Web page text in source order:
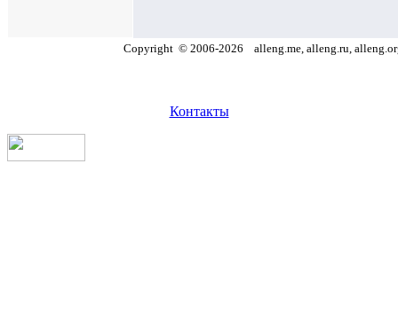
Copyright © 2006-2026 alleng.me, alleng.ru,
Контакты